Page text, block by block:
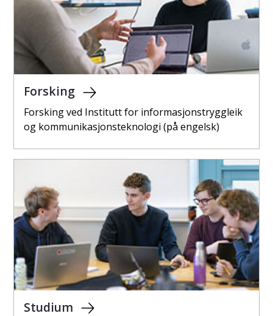
Forsking
Forsking ved Institutt for informasjonstryggleik
og kommunikasjonsteknologi (på engelsk)
Studium